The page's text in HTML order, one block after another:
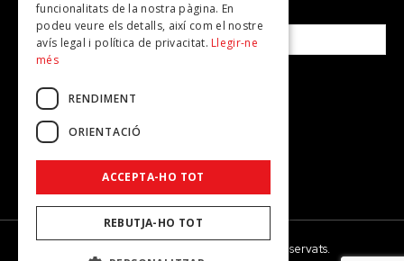
Correu electrònic*
Accepto lapolítica de privacitat
© 2026 - Dona Secret - Tots els drets reservats.
funcionalitats de la nostra pàgina. En
podeu veure els detalls, així com el nostre
avís legal i política de privacitat. Llegir-ne
més
RENDIMENT
ORIENTACIÓ
ACCEPTA-HO TOT
REBUTJA-HO TOT